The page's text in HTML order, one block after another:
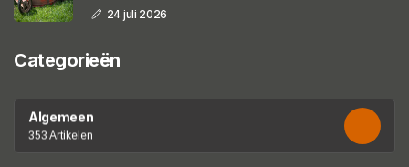
24 juli 2026
Categorieën
Algemeen
353 Artikelen